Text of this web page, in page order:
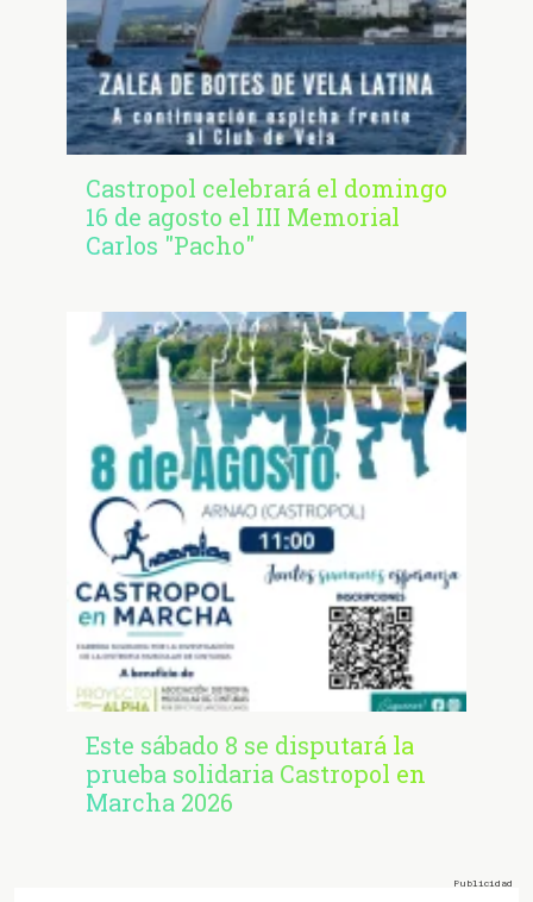
Castropol celebrará el domingo
16 de agosto el III Memorial
Carlos "Pacho"
Este sábado 8 se disputará la
prueba solidaria Castropol en
Marcha 2026